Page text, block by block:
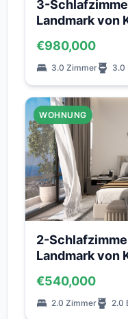
3-
Landmark von
€980,000
3.0 Zimmer 3.0
WOHNUNG
2-
Landmark von
€540,000
2.0 Zimmer 2.0